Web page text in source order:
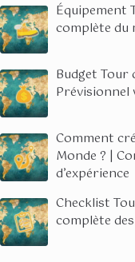
Équipement
complète du
Budget Tour
Prévisionnel
Comment
Monde ? |
d’expérience
Checklist
complète